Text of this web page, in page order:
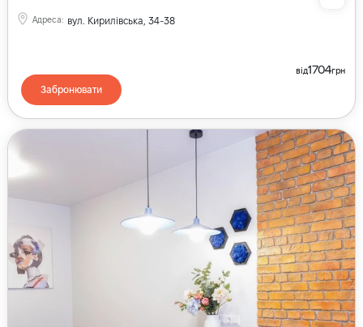
Адреса: вул. Кирилівська, 34-38
від1704грн
Забронювати